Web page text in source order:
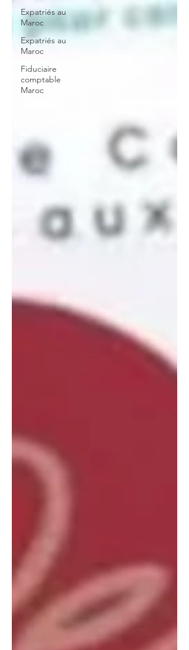
Expatriés au
Maroc
Expatriés au
Maroc
Fiduciaire
comptable
Maroc